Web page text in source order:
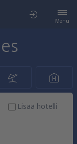
Menu
Lisää hotelli